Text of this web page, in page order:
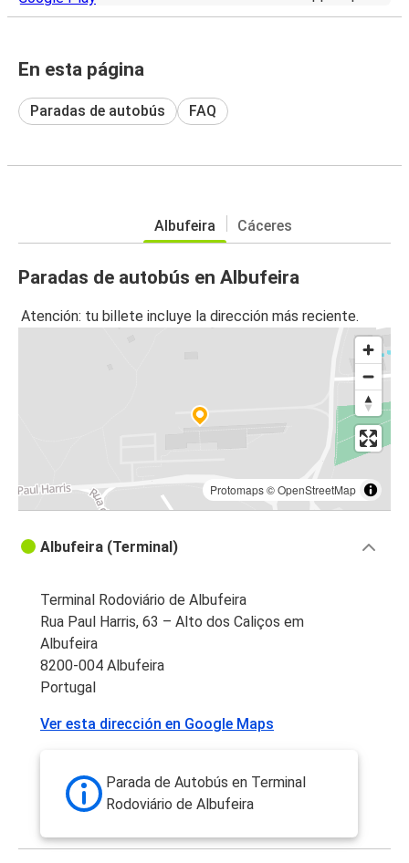
En esta página
Paradas de autobús FAQ
Albufeira Cáceres
Paradas de autobús en Albufeira
Atención: tu billete incluye la dirección más reciente.
Protomaps©OpenStreetMap
Albufeira (Terminal)
Terminal Rodoviário de Albufeira
Rua Paul Harris, 63 – Alto dos Caliços em
Albufeira
8200-004 Albufeira
Portugal
Ver esta dirección en Google Maps
Parada de Autobús en Terminal
Rodoviário de Albufeira